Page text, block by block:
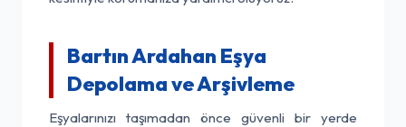
Bartın Ardahan Eşya
Depolama ve Arşivleme
Eşyalarınızı taşımadan önce güvenli bir yerde